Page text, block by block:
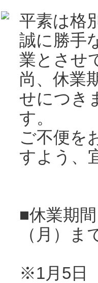
平素は格
誠に勝手
業とさせ
尚、休業
せにつき
す。
ご不便を
すよう、
■休業期
（月）ま
※1月5日